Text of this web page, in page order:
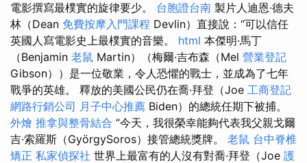
電影撰寫最樸實的旋律要少。 台胞證台南 製片人迪恩·德夫
林（Dean 免費按摩入門課程 Devlin）直接說：“可以信任
英國人寫電影史上最樸實的音樂。 html 本傑明·馬丁
（Benjamin 老鼠 Martin）（梅爾·吉布森（Mel 營業登記
Gibson））是一位敬業，令人恐懼的戰士，並成為了七年
戰爭的英雄。 釋放的美國公民仍在喬·拜登（Joe 工商登記
網路行銷公司 月子中心推薦 Biden）的總統任期下被捕。
外燴 推拿與整骨結合 “今天，我很榮幸能夠代表我父親戈爾
吉·索羅斯（GyörgySoros）接管總統獎牌。 老鼠 台中脊椎
矯正 私家偵探社 世界上最富有的人沒有對喬·拜登（Joe 護